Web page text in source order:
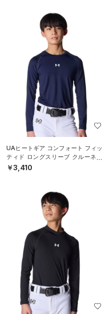
UAヒートギア コンフォート フィッ
ティド ロングスリーブ クルーネッ
ク シャツ（ベースボール/BOYS）
￥3,410